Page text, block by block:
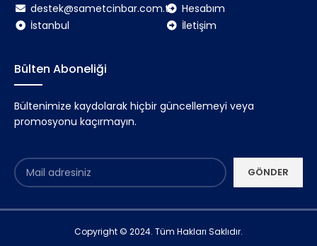
destek@sametcinbar.com.tr
İstanbul
Hesabım
İletişim
Bülten Aboneliği
Bültenimize kaydolarak hiçbir güncellemeyi veya
promosyonu kaçırmayın.
Copyright © 2024. Tüm Hakları Saklıdır.